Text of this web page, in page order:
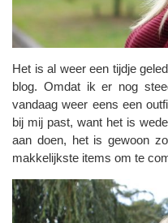
Het is al weer een tijdje
blog. Omdat ik er nog
vandaag weer eens een
bij mij past, want het is
aan doen, het is gewoon
makkelijkste items om te